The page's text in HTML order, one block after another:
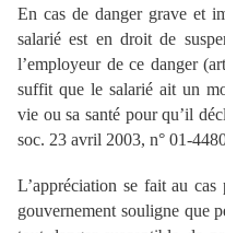
En cas de danger grave et
salarié est en droit de
l’employeur de ce danger
suffit que le salarié ait un
vie ou sa santé pour qu’il
soc. 23 avril 2003, n° 01-
L’appréciation se fait au cas
gouvernement souligne que